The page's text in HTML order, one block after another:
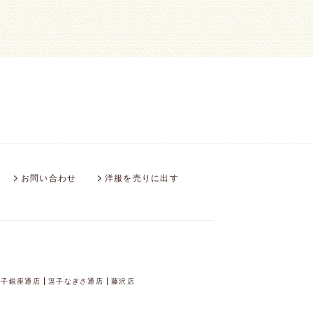
お問い合わせ 洋服を売りに出す
銀座通店 逗子なぎさ通店 藤沢店